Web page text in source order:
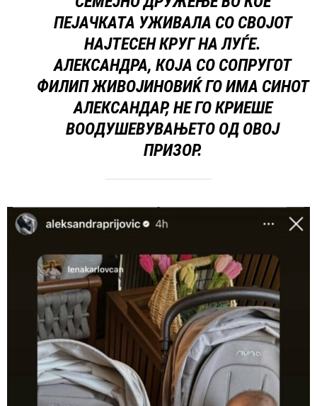
ПЕЈАЧКАТА УЖИВАЛА СО СВОЈОТ
НАЈТЕСЕН КРУГ НА ЛУЃЕ.
АЛЕКСАНДРА, КОЈА СО СОПРУГОТ
ФИЛИП ЖИВОЈИНОВИЌ ГО ИМА СИНОТ
АЛЕКСАНДАР, НЕ ГО КРИЕШЕ
ВООДУШЕВУВАЊЕТО ОД ОВОЈ
ПРИЗОР.